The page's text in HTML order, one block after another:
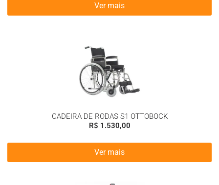
Ver mais
CADEIRA DE RODAS S1 OTTOBOCK
R$ 1.530,00
Ver mais